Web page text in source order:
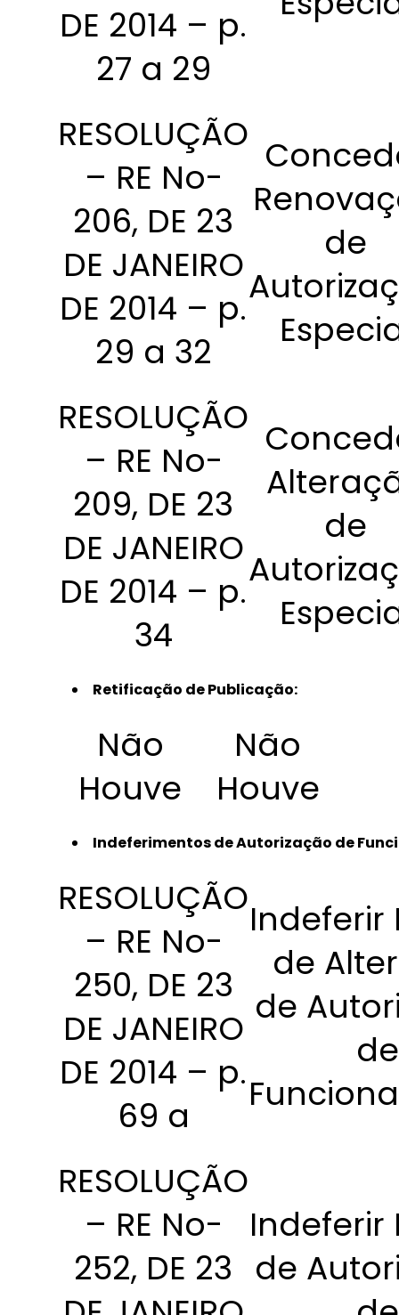
DE 2014 – p.
27 a 29
RESOLUÇÃO
– RE No-
206, DE 23
DE JANEIRO
DE 2014 – p.
29 a 32
de
RESOLUÇÃO
– RE No-
209, DE 23
DE JANEIRO
DE 2014 – p.
34
de
Retificação de Publicação:
Não
Houve
Não
Houve
Indeferimentos de Autorização de
RESOLUÇÃO
– RE No-
250, DE 23
DE JANEIRO
DE 2014 – p.
69 a
Indeferir
de
de
de
RESOLUÇÃO
– RE No-
252, DE 23
Indeferir
de